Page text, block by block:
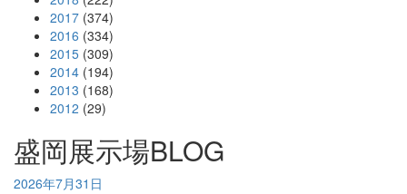
2017 (374)
2016 (334)
2015 (309)
2014 (194)
2013 (168)
2012 (29)
盛岡展示場BLOG
2026年7月31日